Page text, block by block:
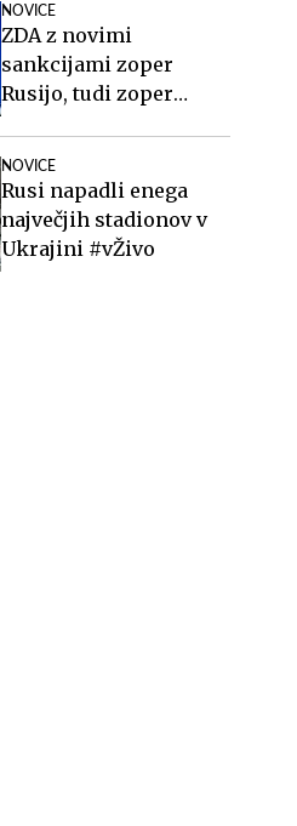
NOVICE
ZDA z novimi
sankcijami zoper
Rusijo, tudi zoper
NOVICE
Rusi napadli enega
največjih stadionov v
Ukrajini #vŽivo